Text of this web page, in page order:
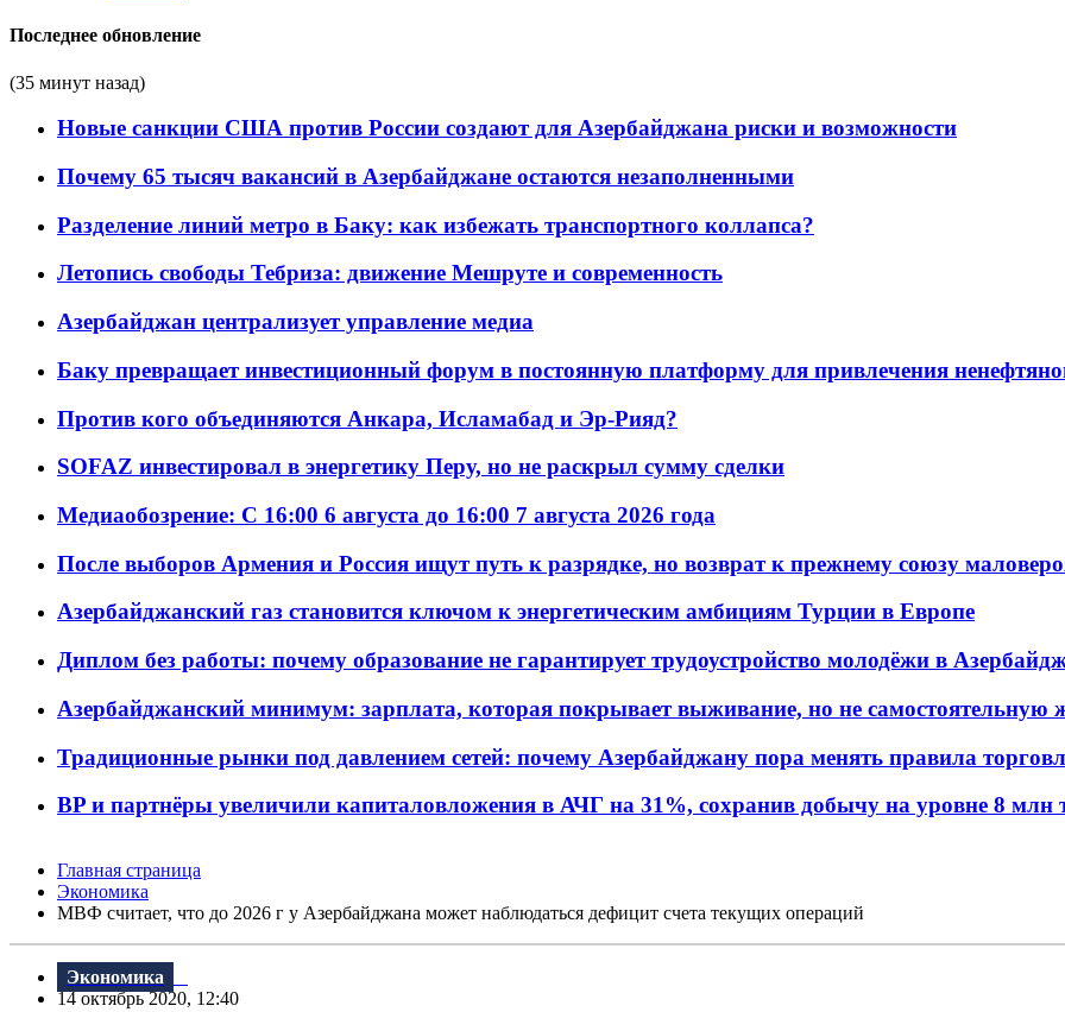
Последнее обновление
(35 минут назад)
Новые санкции США против России создают для Азербайджана риски и возможности
Почему 65 тысяч вакансий в Азербайджане остаются незаполненными
Разделение линий метро в Баку: как избежать транспортного коллапса?
Летопись свободы Тебриза: движение Мешруте и современность
Азербайджан централизует управление медиа
Баку превращает инвестиционный форум в постоянную платформу для привлечения
Против кого объединяются Анкара, Исламабад и Эр-Рияд?
SOFAZ инвестировал в энергетику Перу, но не раскрыл сумму сделки
Медиаобозрение: С 16:00 6 августа до 16:00 7 августа 2026 года
После выборов Армения и Россия ищут путь к разрядке, но возврат к прежнему союзу
Азербайджанский газ становится ключом к энергетическим амбициям Турции в Европе
Диплом без работы: почему образование не гарантирует трудоустройство молодёжи в
Азербайджанский минимум: зарплата, которая покрывает выживание, но не самостоятельную
Традиционные рынки под давлением сетей: почему Азербайджану пора менять правила
BP и партнёры увеличили капиталовложения в АЧГ на 31%, сохранив добычу на уровне 8 млн
Главная страница
Экономика
МВФ считает, что до 2026 г у Азербайджана может наблюдаться дефицит счета текущих операций
Экономика
14 октябрь 2020, 12:40